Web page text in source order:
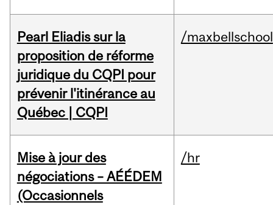
Pearl Eliadis sur la
proposition de réforme
juridique du CQPI pour
prévenir l'itinérance au
Québec | CQPI
/maxbellschool
Mise à jour des
négociations – AÉÉDEM
(Occasionnels
/hr